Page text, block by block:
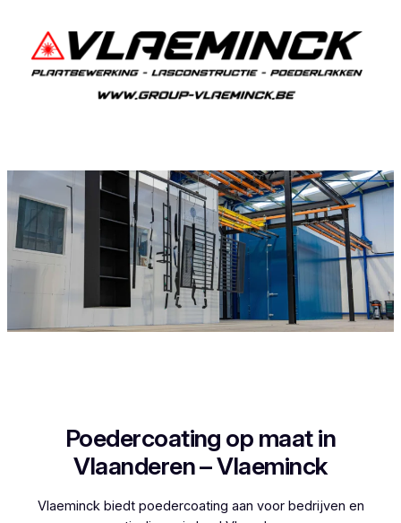
Poedercoating op maat in
Vlaanderen – Vlaeminck
Vlaeminck biedt poedercoating aan voor bedrijven en